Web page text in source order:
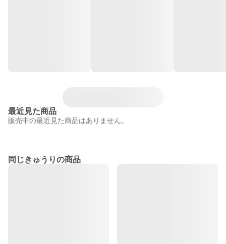
最近見た商品
販売中の最近見た商品はありません。
同じきゅうりの商品